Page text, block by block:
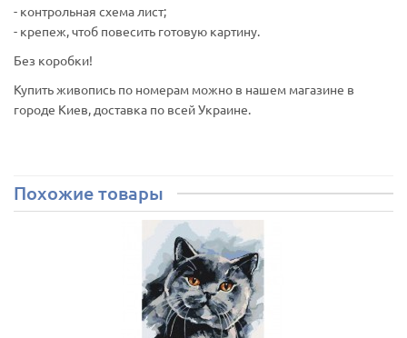
- контрольная схема лист;
- крепеж, чтоб повесить готовую картину.
Без коробки!
Купить живопись по номерам можно в нашем магазине в
городе Киев, доставка по всей Украине.
Похожие товары